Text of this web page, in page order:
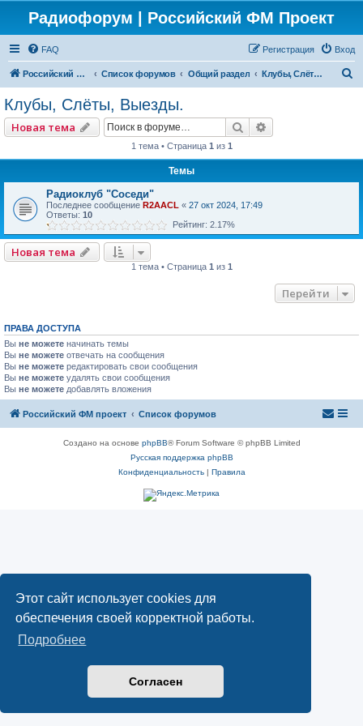
Этот сайт использует cookies для
обеспечения своей корректной работы.
Подробнее
Согласен
Радиофорум | Российский ФМ Проект
FAQ Вход
Регистрация
Российский ФМ проект Список форумов Общий раздел Клубы, Слёты, Выезды.
Клубы, Слёты, Выезды.
Новая тема Поиск
1 тема • Страница 1 из 1
Темы
Радиоклуб "Соседи"
Последнее сообщение R2AACL « 27 окт 2024, 17:49
Ответы: 10
Рейтинг: 2.17%
Новая тема
1 тема • Страница 1 из 1
Перейти
ПРАВА ДОСТУПА
Вы не можете начинать темы
Вы не можете отвечать на сообщения
Вы не можете редактировать свои сообщения
Вы не можете удалять свои сообщения
Вы не можете добавлять вложения
Российский ФМ проект Список форумов
Создано на основе phpBB® Forum Software © phpBB Limited
Русская поддержка phpBB
Конфиденциальность| Правила